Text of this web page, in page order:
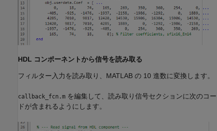
HDL コンポーネントから信号を読み取る
フィルター入力を読み取り、MATLAB の 10 進数に変換します。
callback_fcn.m を編集して、読み取り信号セクションに次のコー
ドが含まれるようにします。